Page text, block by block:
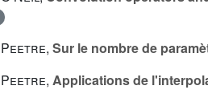
Peetre, Sur le nombre de
Peetre, Applications de